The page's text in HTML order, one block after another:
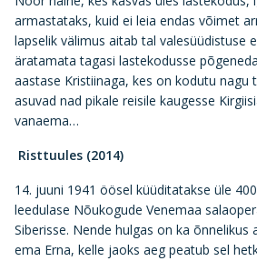
armastataks, kuid ei leia endas võimet
lapselik välimus aitab tal valesüüdistuse
äratamata tagasi lastekodusse
aastase Kristiinaga, kes on kodutu nagu
asuvad nad pikale reisile kaugesse
vanaema…
Risttuules (2014)
14. juuni 1941 öösel küüditatakse üle
leedulase Nõukogude Venemaa
Siberisse. Nende hulgas on ka õnnelikus
ema Erna, kelle jaoks aeg peatub sel